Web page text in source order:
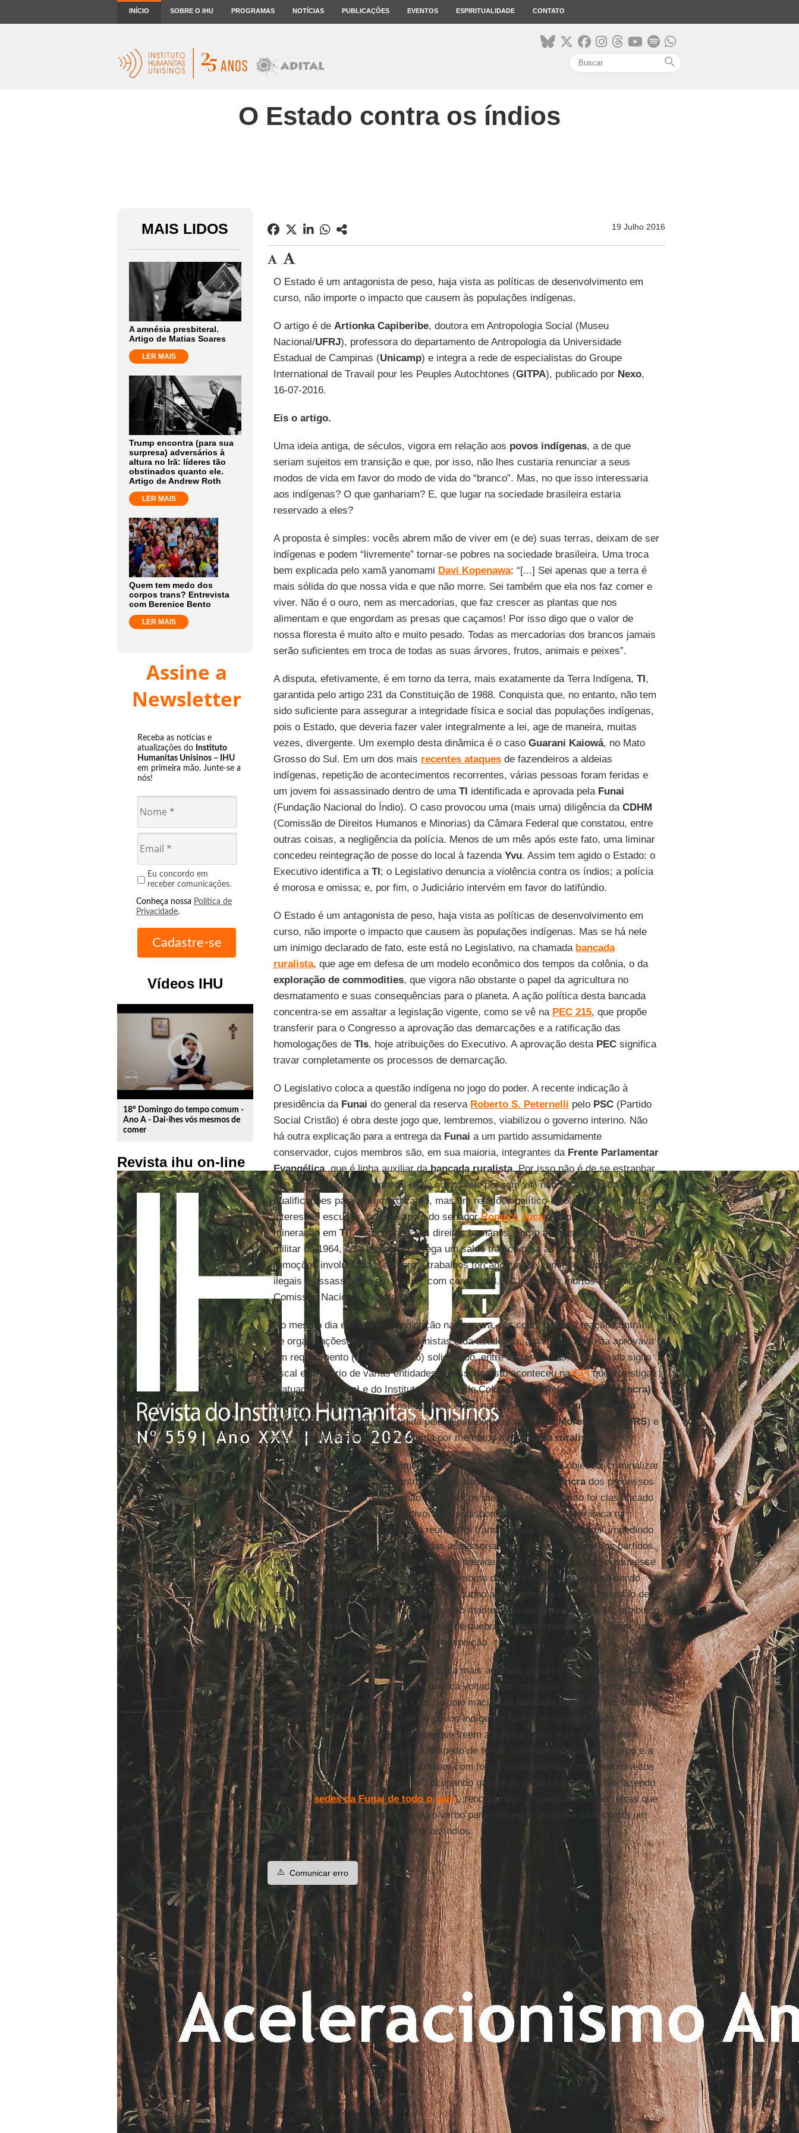
INÍCIO SOBRE O IHU PROGRAMAS NOTÍCIAS PUBLICAÇÕES EVENTOS ESPIRITUALIDADE CONTATO
search
O Estado contra os índios
MAIS LIDOS
A amnésia presbiteral.
Artigo de Matias Soares
LER MAIS
Trump encontra (para sua
surpresa) adversários à
altura no Irã: líderes tão
obstinados quanto ele.
Artigo de Andrew Roth
LER MAIS
Quem tem medo dos
corpos trans? Entrevista
com Berenice Bento
LER MAIS
Assine a
Newsletter
Receba as notícias e
atualizações do Instituto
Humanitas Unisinos – IHU
em primeira mão. Junte-se a
nós!
Eu concordo em
receber comunicações.
Conheça nossa Política de
Privacidade.
Vídeos IHU
play_circle_outline
18º Domingo do tempo comum -
Ano A - Dai-lhes vós mesmos de
comer
Revista ihu on-line
19 Julho 2016
O Estado é um antagonista de peso, haja vista as políticas de desenvolvimento em
curso, não importe o impacto que causem às populações indígenas.
O artigo é de Artionka Capiberibe, doutora em Antropologia Social (Museu
Nacional/UFRJ), professora do departamento de Antropologia da Universidade
Estadual de Campinas (Unicamp) e integra a rede de especialistas do Groupe
International de Travail pour les Peuples Autochtones (GITPA), publicado por Nexo,
16-07-2016.
Eis o artigo.
Uma ideia antiga, de séculos, vigora em relação aos povos indígenas, a de que
seriam sujeitos em transição e que, por isso, não lhes custaria renunciar a seus
modos de vida em favor do modo de vida do “branco”. Mas, no que isso interessaria
aos indígenas? O que ganhariam? E, que lugar na sociedade brasileira estaria
reservado a eles?
A proposta é simples: vocês abrem mão de viver em (e de) suas terras, deixam de ser
indígenas e podem “livremente” tornar-se pobres na sociedade brasileira. Uma troca
bem explicada pelo xamã yanomami Davi Kopenawa: “[...] Sei apenas que a terra é
mais sólida do que nossa vida e que não morre. Sei também que ela nos faz comer e
viver. Não é o ouro, nem as mercadorias, que faz crescer as plantas que nos
alimentam e que engordam as presas que caçamos! Por isso digo que o valor de
nossa floresta é muito alto e muito pesado. Todas as mercadorias dos brancos jamais
serão suficientes em troca de todas as suas árvores, frutos, animais e peixes”.
A disputa, efetivamente, é em torno da terra, mais exatamente da Terra Indígena, TI,
garantida pelo artigo 231 da Constituição de 1988. Conquista que, no entanto, não tem
sido suficiente para assegurar a integridade física e social das populações indígenas,
pois o Estado, que deveria fazer valer integralmente a lei, age de maneira, muitas
vezes, divergente. Um exemplo desta dinâmica é o caso Guarani Kaiowá, no Mato
Grosso do Sul. Em um dos mais recentes ataquesde fazendeiros a aldeias
indígenas, repetição de acontecimentos recorrentes, várias pessoas foram feridas e
um jovem foi assassinado dentro de uma TI identificada e aprovada pela Funai
(Fundação Nacional do Índio). O caso provocou uma (mais uma) diligência da CDHM
(Comissão de Direitos Humanos e Minorias) da Câmara Federal que constatou, entre
outras coisas, a negligência da polícia. Menos de um mês após este fato, uma liminar
concedeu reintegração de posse do local à fazenda Yvu. Assim tem agido o Estado: o
Executivo identifica a TI; o Legislativo denuncia a violência contra os índios; a polícia
é morosa e omissa; e, por fim, o Judiciário intervém em favor do latifúndio.
O Estado é um antagonista de peso, haja vista as políticas de desenvolvimento em
curso, não importe o impacto que causem às populações indígenas. Mas se há nele
um inimigo declarado de fato, este está no Legislativo, na chamada bancada
ruralista, que age em defesa de um modelo econômico dos tempos da colônia, o da
exploração de commodities, que vigora não obstante o papel da agricultura no
desmatamento e suas consequências para o planeta. A ação política desta bancada
concentra-se em assaltar a legislação vigente, como se vê na PEC 215, que propõe
transferir para o Congresso a aprovação das demarcações e a ratificação das
homologações de TIs, hoje atribuições do Executivo. A aprovação desta PECsignifica
travar completamente os processos de demarcação.
O Legislativo coloca a questão indígena no jogo do poder. A recente indicação à
presidência da Funai do general da reserva Roberto S. Peternelli pelo PSC(Partido
Social Cristão) é obra deste jogo que, lembremos, viabilizou o governo interino. Não
há outra explicação para a entrega da Funai a um partido assumidamente
conservador, cujos membros são, em sua maioria, integrantes da Frente Parlamentar
Evangélica, que é linha auxiliar dabancada ruralista. Por isso não é de se estranhar
que a indicação deste general (e de outros que possam vir) não seja baseada nas
qualificações para assumir o cargo, mas em relações político-ideológicas vinculadas a
interesses escusos, como o apoio do senadorRomero Jucá(maior lobista da
mineração em TI), e contrários aos direitos humanos, como a defesa à ditadura civil-
militar de 1964, cuja memória carrega um saldo trágico para as populações indígenas:
remoções involuntárias, estupros, trabalhos forçados ou de semiescravidão, prisões
ilegais e assassinatos em massa, com cerca de 8.350 indígenas mortos (segundo a
Comissão Nacional da Verdade).
No mesmo dia em que esta indicação naufragava, por conta da forte reação contrária
de organizações indígenas, indigenistas e da academia, a bancada ruralista aprovava
um requerimento (número 292/16) solicitando, entre outras coisas, a quebra do sigilo
fiscal e bancário de várias entidades e pessoas. Isto aconteceu naCPIque investiga
a atuação da Funaie do Instituto Nacional de Colonização e Reforma Agrária (Incra)
em demarcações de terra. Instalada em 2015, na presidência deEduardo Cunha
(PMDB/RJ), estaCPIé presidida pelo deputado ruralista Alceu Moreira PMDB/RS) e
sua mesa é inteiramente constituída por membros dabancada ruralista
A sessão que votou o requerimento 292/2016 deixa às claras seu objetivo, criminalizar
o trabalho de indigenistas e antropólogos, afastando a
e oIncrados processos
demarcatórios, e, para tanto, não importam os meios. O requerimento foi classificado
como “reservado”, por este motivo, não foi disponibilizado por via eletrônica na
convocatória da sessão. Nesta, a reunião foi transformada em “reservada” impedindo
a presença no plenário do público, das assessorias dos parlamentares e dos partidos.
Depois disso, foi declarado aprovado pelo presidente da
CPI, ainda que não houvesse
na votação a presença da maioria dos membros da comissão, fato que está sendo
interpelado junto com outros aspectos de cunho antirregimental em uma “questão de
ordem”. O caráter sigiloso do requerimento manteve-se após sua aprovação, proibindo
que fosse copiado e divulgado sob pena de quebra de decoro parlamentar. Enfim, uma
sessão secreta cuja licitude está sob suspeição.
A disputa interna no Estado está cada dia mais acirrada, sendo a atual movimentação
preocupante, pois é de se temer a política voltada aos indígenas de um governo
provisório que chega ao poder com o apoio maciço da
bancada ruralista . No entanto,
não se pode perder de vista que os povos indígenas batem-se com o Estado, há
séculos, e se resistem até hoje é porque veem a política como algo que está para
além do Estado. É por isso que, a despeito de terem como armas apenas o corpo e a
palavra, os povos indígenas se afirmam com força, conquistando e mantendo direitos
nas “folhas de papel dos brancos”, ocupando gabinetes públicos (como estão fazendo
hoje nassedes da Funai de todo o país), reocupando com seus corpos as terras que
são ancestralmente suas e usando o verbo para conseguir aliados e lutar contra um
Estado que persiste em ser contra os índios.
⚠️ Comunicar erro